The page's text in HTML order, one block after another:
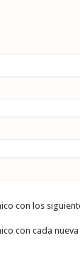
con los
con cada